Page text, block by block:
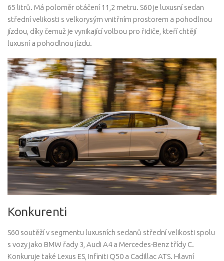
65 litrů. Má poloměr otáčení 11,2 metru. S60 je luxusní sedan
střední velikosti s velkorysým vnitřním prostorem a pohodlnou
jízdou, díky čemuž je vynikající volbou pro řidiče, kteří chtějí
luxusní a pohodlnou jízdu.
Konkurenti
S60 soutěží v segmentu luxusních sedanů střední velikosti spolu
s vozy jako BMW řady 3, Audi A4 a Mercedes-Benz třídy C.
Konkuruje také Lexus ES, Infiniti Q50 a Cadillac ATS. Hlavní